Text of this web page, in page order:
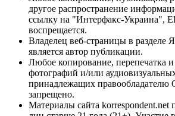
другое распространение
ссылку на "Интерфакс-Украина",
воспрещается.
Владелец веб-страницы в разделе
является автор публикации.
Любое копирование, перепечатка
фотографий и/или
принадлежащих правообладателю
запрещено.
Материалы сайта korrespondent.net